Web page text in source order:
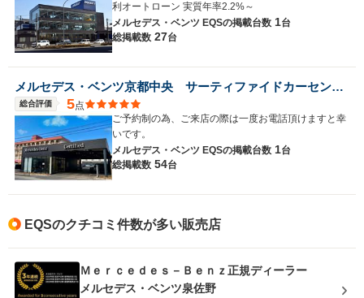
利オートローン 実質年率2.2%～
メルセデス・ベンツ EQSの掲載台数 1台
総掲載数 27台
メルセデス・ベンツ京都中央 サーティファイドカーセンター
総合評価 5点
ご予約制の為、ご来店の際は一度お電話頂けますと幸
いです。
メルセデス・ベンツ EQSの掲載台数 1台
総掲載数 54台
EQSのクチコミ件数が多い販売店
Ｍｅｒｃｅｄｅｓ－Ｂｅｎｚ正規ディーラー
メルセデス・ベンツ泉佐野